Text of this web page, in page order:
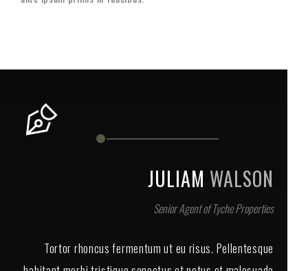
JULIAM WALSON
Senior Agent of Tyche Properties
Tortor rhoncus fermentum ut eu risus. Pellentesque